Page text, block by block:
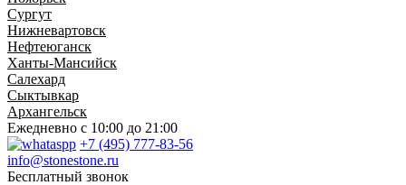
Сургут
Нижневартовск
Нефтеюганск
Ханты-Мансийск
Салехард
Сыктывкар
Архангельск
Ежедневно с 10:00 до 21:00
+7 (495) 777-83-56
info@stonestone.ru
Бесплатный звонок